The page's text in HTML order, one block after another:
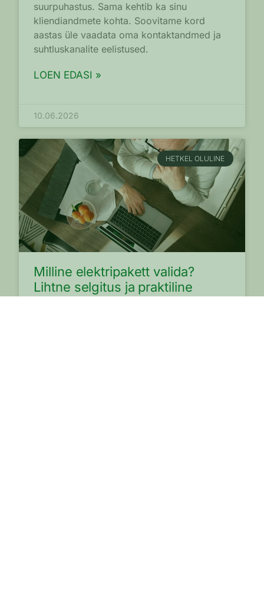
suurpuhastus. Sama kehtib ka sinu
kliendiandmete kohta. Soovitame kord
aastas üle vaadata oma kontaktandmed ja
suhtluskanalite eelistused.
LOEN EDASI »
10.06.2026
HETKEL OLULINE
Milline elektripakett valida?
Lihtne selgitus ja praktiline